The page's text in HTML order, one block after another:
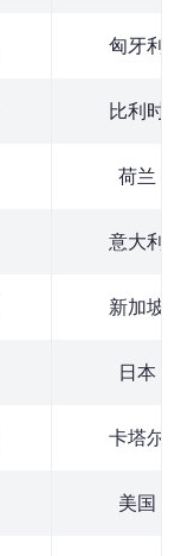
匈牙利
比利时
荷兰
意大利
新加坡
日本
卡塔尔
美国